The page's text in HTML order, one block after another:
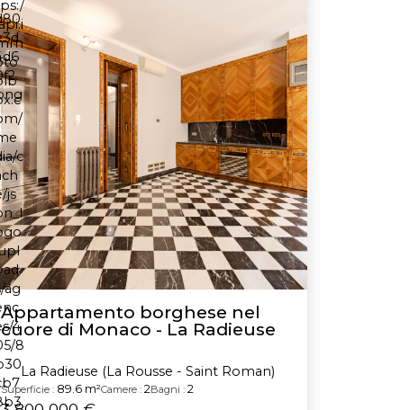
Appartamento borghese nel
cuore di Monaco - La Radieuse
La Radieuse (La Rousse - Saint Roman)
Superficie : 89.6 m²Camere : 2Bagni : 2